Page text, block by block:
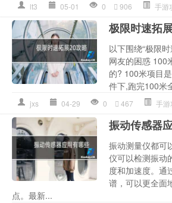
lt3 05-01 0 906 手游
极限时速拓
以下围绕“极限
网友的困惑 100
的? 100米项目
件下,跑完100米
jxs 04-29 0 467 手游
振动传感器
振动测量仪都可
仪可以检测振动
度和加速度。通
谱，可以更全面
点。最新...